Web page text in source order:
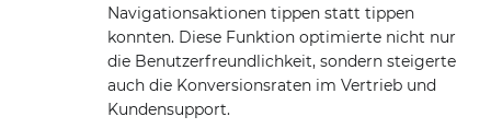
Navigationsaktionen tippen statt tippen
konnten. Diese Funktion optimierte nicht nur
die Benutzerfreundlichkeit, sondern steigerte
auch die Konversionsraten im Vertrieb und
Kundensupport.